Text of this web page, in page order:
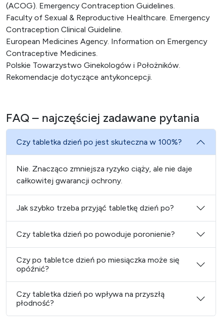
(ACOG). Emergency Contraception Guidelines.
Faculty of Sexual & Reproductive Healthcare. Emergency
Contraception Clinical Guideline.
European Medicines Agency. Information on Emergency
Contraceptive Medicines.
Polskie Towarzystwo Ginekologów i Położników.
Rekomendacje dotyczące antykoncepcji.
FAQ – najczęściej zadawane pytania
Czy tabletka dzień po jest skuteczna w 100%?
Nie. Znacząco zmniejsza ryzyko ciąży, ale nie daje
całkowitej gwarancji ochrony.
Jak szybko trzeba przyjąć tabletkę dzień po?
Czy tabletka dzień po powoduje poronienie?
Czy po tabletce dzień po miesiączka może się
opóźnić?
Czy tabletka dzień po wpływa na przyszłą
płodność?